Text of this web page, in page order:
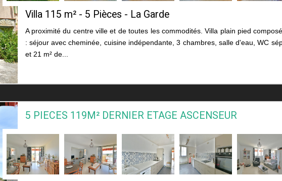
Villa 115 m² - 5 Pièces - La Garde
A proximité du centre ville et de toutes les commodités. Villa plain pied
: séjour avec cheminée, cuisine indépendante, 3 chambres, salle d'eau, WC
et 21 m² de...
5 PIECES 119M² DERNIER ETAGE ASCENSEUR